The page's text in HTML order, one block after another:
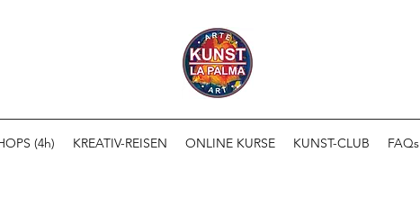
(4h) KREATIV-REISEN ONLINE KURSE KUNST-CLUB FAQs